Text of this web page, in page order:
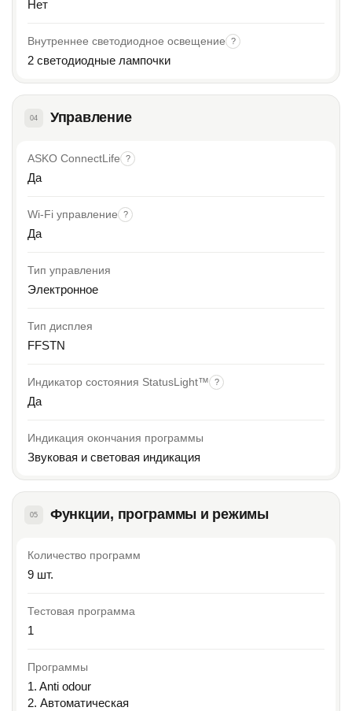
Нет
Внутреннее светодиодное освещение ?
2 светодиодные лампочки
04 Управление
ASKO ConnectLife ?
Да
Wi-Fi управление ?
Да
Тип управления
Электронное
Тип дисплея
FFSTN
Индикатор состояния StatusLight™ ?
Да
Индикация окончания программы
Звуковая и световая индикация
05 Функции, программы и режимы
Количество программ
9 шт.
Тестовая программа
1
Программы
1. Anti odour
2. Автоматическая